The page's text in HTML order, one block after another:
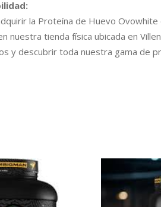
la Proteína de Huevo
nuestra tienda física ubicada en
y descubrir toda nuestra gama de